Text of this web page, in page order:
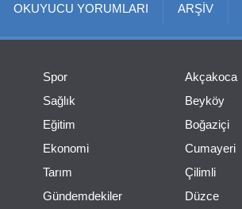
OKUYUCU YORUMLARI ARŞİV
Spor
Sağlık
Eğitim
Ekonomi
Tarım
Gündemdekiler
Akçakoca
Beyköy
Boğaziçi
Cumayeri
Çilimli
Düzce